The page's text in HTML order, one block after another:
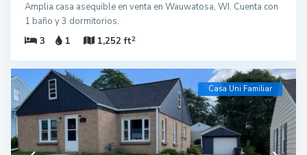
Amplia casa asequible en venta en Wauwatosa, WI. Cuenta con
1 baño y 3 dormitorios.
3
1 1,252 ft2
Casa Uni Familiar